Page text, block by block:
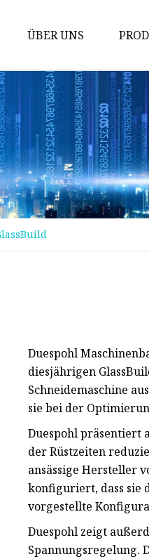
ÜBER UNS
Duespohl
diesjährigen
Schneidemaschine
sie bei der
Duespohl präsentiert
der Rüstzeiten
ansässige Hersteller
konfiguriert, dass sie
vorgestellte
Duespohl zeigt
Spannungsregelung.